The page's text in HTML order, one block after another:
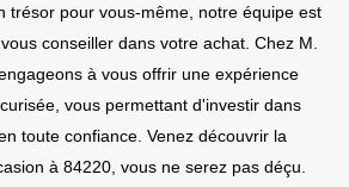
trésor pour vous-même, notre équipe est
conseiller dans votre achat. Chez M.
à vous offrir une expérience
vous permettant d'investir dans
toute confiance. Venez découvrir la
à 84220, vous ne serez pas déçu.